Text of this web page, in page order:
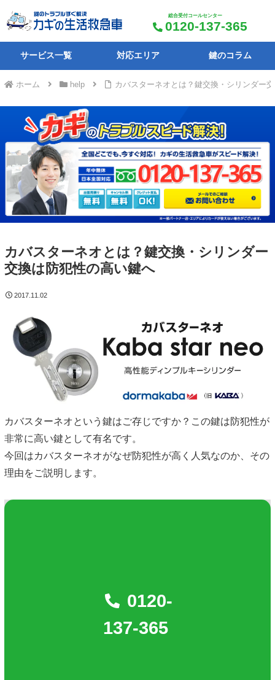
総合受付コールセンター
0120-137-365
サービス一覧 対応エリア 鍵のコラム
ホーム help カバスターネオとは？鍵交換・シリンダー
カバスターネオとは？鍵交換・シリンダー
交換は防犯性の高い鍵へ
2017.11.02
カバスターネオという鍵はご存じですか？この鍵は防犯性が
非常に高い鍵として有名です。
今回はカバスターネオがなぜ防犯性が高く人気なのか、その
理由をご説明します。
0120-
137-365